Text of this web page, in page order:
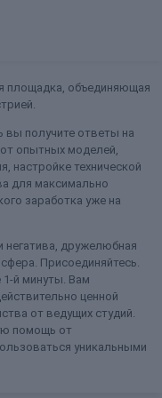
И придёт ли она?
но с ДХЛ?
площадка, объединяющая
вы получите ответы на
опытных моделей,
настройке технической
для максимально
заработка уже на
негатива, дружелюбная
Присоединяйтесь.
1-й минуты. Вам
ценной
от ведущих студий.
помощь от
уникальными